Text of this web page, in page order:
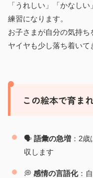
「うれしい」「かなし
練習になります。
お子さまが自分の気持
ヤイヤも少し落ち着いて
この絵本で育ま
🗣️ 語彙の急増 ：2
収します
💭 感情の言語化：